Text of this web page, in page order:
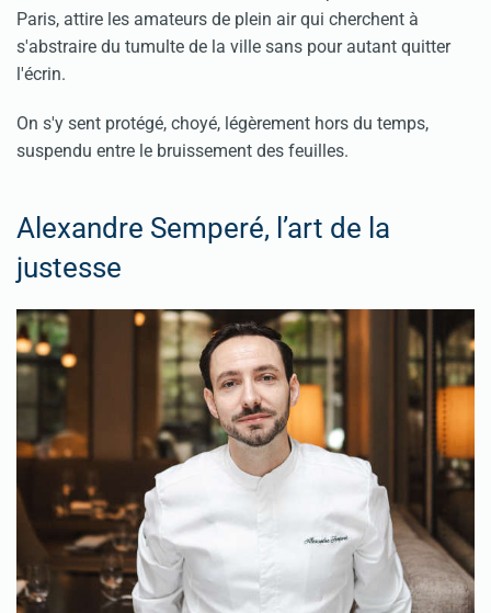
Paris, attire les amateurs de plein air qui cherchent à
s'abstraire du tumulte de la ville sans pour autant quitter
l'écrin.
On s'y sent protégé, choyé, légèrement hors du temps,
suspendu entre le bruissement des feuilles.
Alexandre Semperé, l’art de la
justesse